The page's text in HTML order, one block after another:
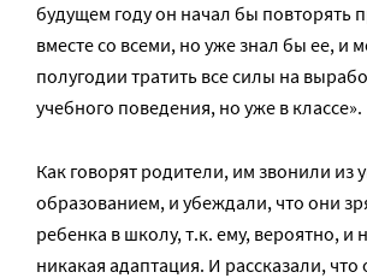
будущем году он начал бы повторять
вместе со всеми, но уже знал бы ее, и
полугодии тратить все силы на
учебного поведения, но уже в классе».
Как говорят родители, им звонили из
образованием, и убеждали, что они
ребенка в школу, т.к. ему, вероятно, и
никакая адаптация. И рассказали, что